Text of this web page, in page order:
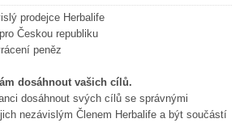
prodejce Herbalife
Českou republiku
peněz
dosáhnout vašich cílů.
dosáhnout svých cílů se správnými
nezávislým Členem Herbalife a být součástí